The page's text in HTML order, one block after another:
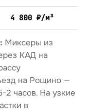
4 800 ₽/м³
Миксеры из
КАД на
на Рощино —
2 часов. На узкие
в